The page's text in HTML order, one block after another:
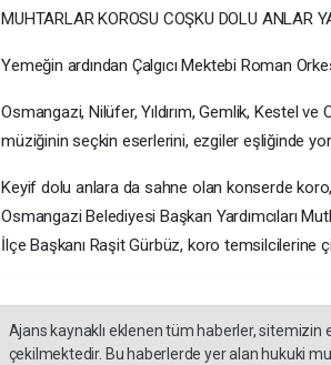
MUHTARLAR KOROSU COŞKU DOLU ANLAR
Yemeğin ardından Çalgıcı Mektebi Roman
Osmangazi, Nilüfer, Yıldırım, Gemlik, Kestel
müziğinin seçkin eserlerini, ezgiler eşliğinde
Keyif dolu anlara da sahne olan konserde
Osmangazi Belediyesi Başkan Yardımcıları
İlçe Başkanı Raşit Gürbüz, koro temsilcilerine
Ajans kaynaklı eklenen tüm haberler,
çekilmektedir. Bu haberlerde yer alan hukuki